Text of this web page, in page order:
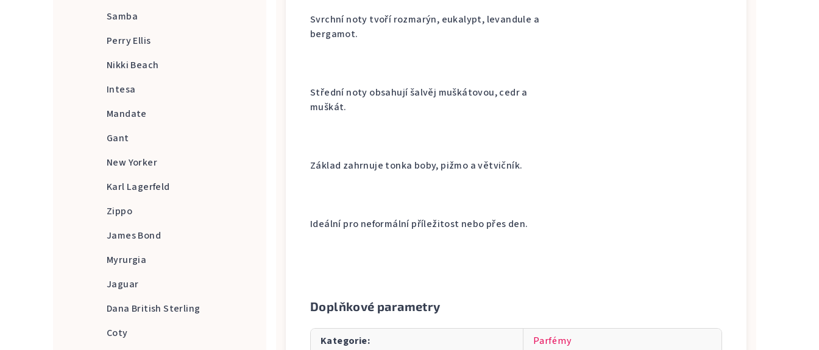
Samba
Perry Ellis
Nikki Beach
Intesa
Mandate
Gant
New Yorker
Karl Lagerfeld
Zippo
James Bond
Myrurgia
Jaguar
Dana British Sterling
Coty
Svrchní noty tvoří rozmarýn, eukalypt, levandule a
bergamot.
Střední noty obsahují šalvěj muškátovou, cedr a
muškát.
Základ zahrnuje tonka boby, pižmo a větvičník.
Ideální pro neformální příležitost nebo přes den.
Doplňkové parametry
Kategorie:
Parfémy